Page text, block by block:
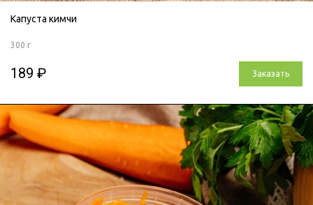
Капуста кимчи
300 г
189 ₽ Заказать